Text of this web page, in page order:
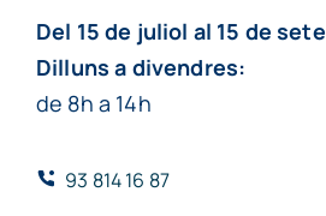
Del 15 de juliol al 15 de
Dilluns a divendres:
de 8h a 14h
93 814 16 87